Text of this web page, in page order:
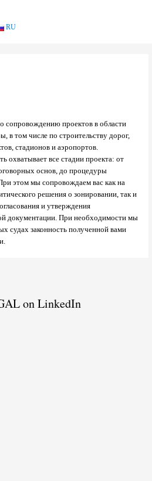
RU
проектов в области
в том числе по строительству дорог,
стадионов и аэропортов.
охватывает все стадии проекта: от
основ, до процедуры
этом мы сопровождаем вас как на
решения о зонировании, так и
и утверждения
документации. При необходимости мы
судах законность полученной вами
on LinkedIn